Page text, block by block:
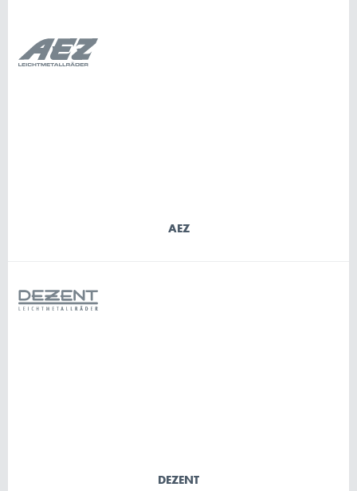
AEZ
DEZENT